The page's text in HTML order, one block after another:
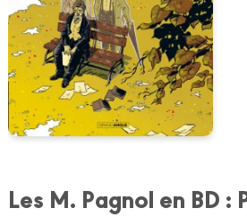
Les M. Pagnol en BD :